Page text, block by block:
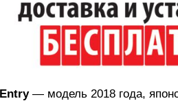
— модель 2018 года,